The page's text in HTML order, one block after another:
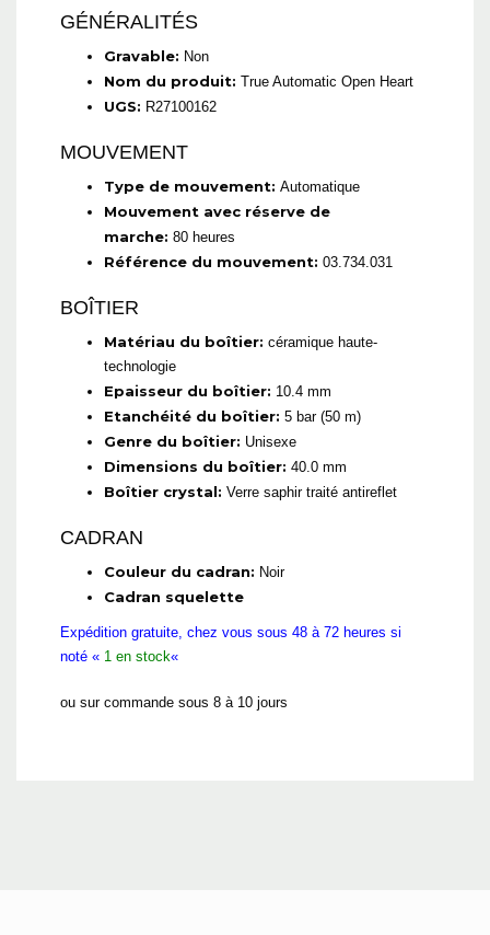
GÉNÉRALITÉS
Gravable: Non
Nom du produit: True Automatic Open Heart
UGS: R27100162
MOUVEMENT
Type de mouvement: Automatique
Mouvement avec réserve de
marche: 80 heures
Référence du mouvement: 03.734.031
BOÎTIER
Matériau du boîtier: céramique haute-
technologie
Epaisseur du boîtier: 10.4 mm
Etanchéité du boîtier: 5 bar (50 m)
Genre du boîtier: Unisexe
Dimensions du boîtier: 40.0 mm
Boîtier crystal: Verre saphir traité antireflet
CADRAN
Couleur du cadran: Noir
Cadran squelette
Expédition gratuite, chez vous sous 48 à 72 heures si
noté « 1 en stock«
ou sur commande sous 8 à 10 jours